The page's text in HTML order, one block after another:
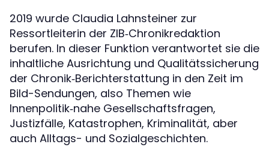
2019 wurde Claudia Lahnsteiner zur
Ressortleiterin der ZIB‑Chronikredaktion
berufen. In dieser Funktion verantwortet sie die
inhaltliche Ausrichtung und Qualitätssicherung
der Chronik‑Berichterstattung in den Zeit im
Bild-Sendungen, also Themen wie
Innenpolitik‑nahe Gesellschaftsfragen,
Justizfälle, Katastrophen, Kriminalität, aber
auch Alltags- und Sozialgeschichten.